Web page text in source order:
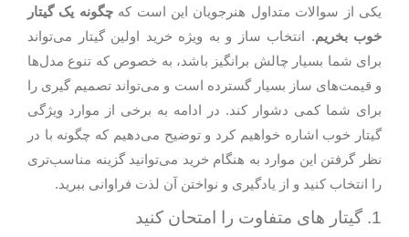
یکی از سوالات متداول هنرجویان این است کهچگونه یک گیتار
خوب بخریم. انتخاب ساز و به ویژه خرید اولین گیتار می‌تواند
برای شما بسیار چالش برانگیز باشد، به خصوص که تنوع مدل‌ها
و قیمت‌های ساز بسیار گسترده است و می‌تواند تصمیم گیری را
برای شما کمی دشوار کند. در ادامه به برخی از موارد ویژگی
گیتار خوب اشاره خواهیم کرد و توضیح می‌دهیم که چگونه با در
نظر گرفتن این موارد به هنگام خرید می‌توانید گزینه مناسب‌تری
را انتخاب کنید و از یادگیری و نواختن آن لذت فراوانی ببرید.
1. گیتار های متفاوت را امتحان کنید